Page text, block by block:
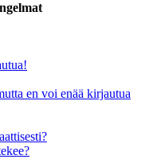
en voi enää kirjautua